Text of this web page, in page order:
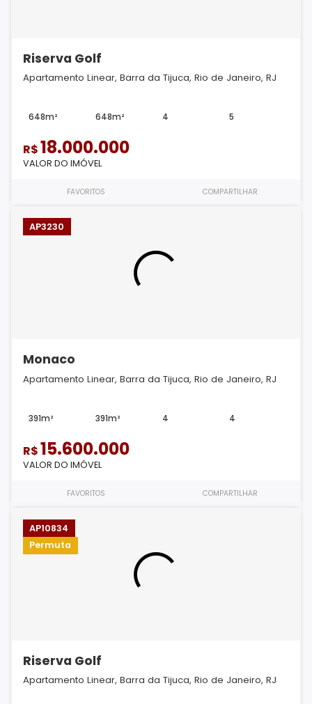
Riserva Golf
Apartamento Linear, Barra da Tijuca, Rio de Janeiro, RJ
648m² 648m² 4 5
R$18.000.000
VALOR DO IMÓVEL
FAVORITOS COMPARTILHAR
AP3230
Monaco
Apartamento Linear, Barra da Tijuca, Rio de Janeiro, RJ
391m² 391m² 4 4
R$15.600.000
VALOR DO IMÓVEL
FAVORITOS COMPARTILHAR
AP10834
Permuta
Riserva Golf
Apartamento Linear, Barra da Tijuca, Rio de Janeiro, RJ